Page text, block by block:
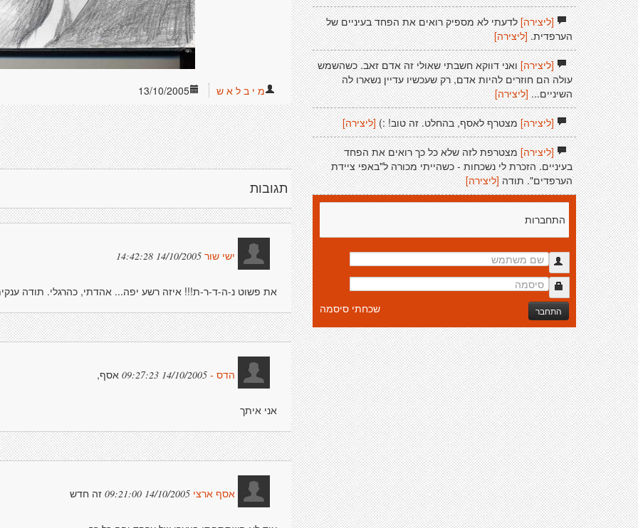
13/10/2005 מ י ב ל א ש
תגובות
ישי שור 14/10/2005 14:42:28
את פשוט נ-ה-ד-ר-ת!!! איזה רשע יפה... אהדתי, כהרגלי. תודה
הדס - 14/10/2005 09:27:23 אסף,
אני איתך
אסף ארצי 14/10/2005 09:21:00 זה חדש
[ליצירה]לדעתי לא מספיק רואים את הפחד בעיניים של
הערפדית.[ליצירה]
[ליצירה]ואני דווקא חשבתי שאולי זה אדם זאב. כשהשמש
עולה הם חוזרים להיות אדם, רק שעכשיו עדיין נשארו לה
השיניים... [ליצירה]
[ליצירה]מצטרף לאסף, בהחלט. זה טוב! :) [ליצירה]
[ליצירה]מצטרפת לזה שלא כל כך רואים את הפחד
בעיניים. הזכרת לי נשכחות - כשהייתי מכורה ל"באפי ציידת
הערפדים". תודה [ליצירה]
התחברות
התחבר שכחתי סיסמה